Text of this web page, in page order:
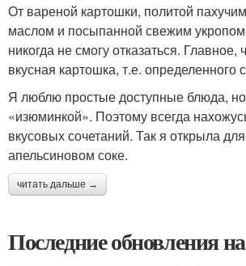
От вареной картошки, политой
маслом и посыпанной свежим
никогда не смогу отказаться.
вкусная картошка, т.е. определенного
Я люблю простые доступные блюда,
«изюминкой». Поэтому всегда
вкусовых сочетаний. Так я открыла
апельсиновом соке.
читать дальше →
Последние обновления